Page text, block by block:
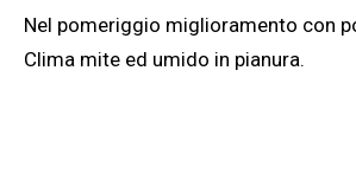
Nel pomeriggio miglioramento con
Clima mite ed umido in pianura.